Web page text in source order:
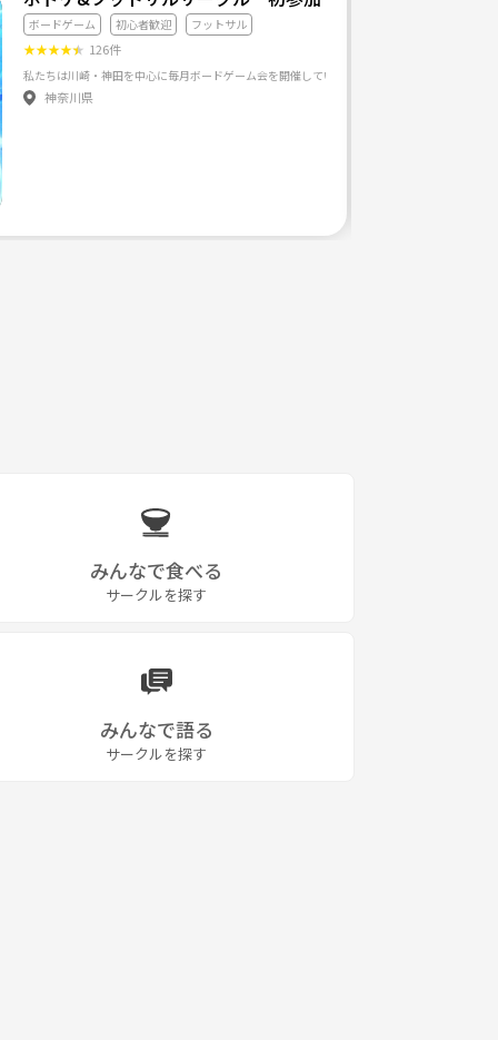
ボードゲーム 初心者歓迎 フットサル
★★★★★ 126件
神奈川県
みんなで食べる
サークルを探す
みんなで語る
サークルを探す